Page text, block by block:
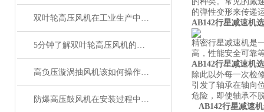
双叶轮高压风机在工业生产中的作用是什么？
5分钟了解双叶轮高压风机的安装注意事项
高负压漩涡抽风机该如何操作停机
防爆高压鼓风机在安装过程中有什么需要注意的呢
的弹性变形来传递
AB142行星减速机
精密行星减速机是
高，性能安全可靠
AB142行星减速机
除此以外每一次检
引发了轴承在轴向
危险，即使轴承不
AB142行星减速